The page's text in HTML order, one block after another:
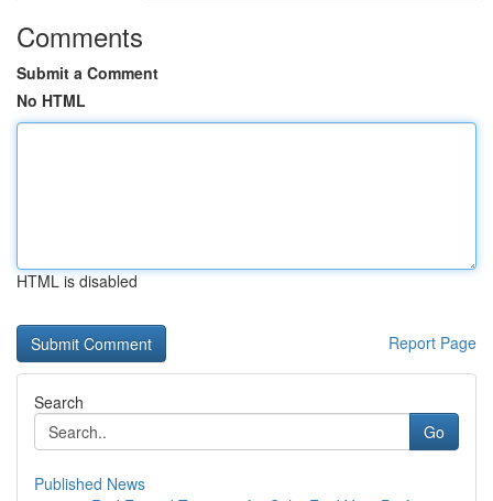
Comments
Submit a Comment
No HTML
HTML is disabled
Report Page
Search
Go
Published News